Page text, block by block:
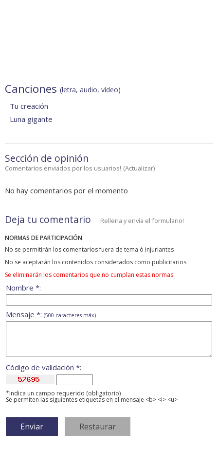
Canciones (letra, audio, vídeo)
Tu creación
Luna gigante
Sección de opinión
Comentarios enviados por los usuarios! (Actualizar)
No hay comentarios por el momento
Deja tu comentario Rellena y envía el formulario!
NORMAS DE PARTICIPACIÓN
No se permitirán los comentarios fuera de tema ó injuriantes
No se aceptarán los contenidos considerados como publicitarios
Se eliminarán los comentarios que no cumplan estas normas
Nombre *:
Mensaje *: (500 caracteres máx)
Código de validación *:
*Indica un campo requerido (obligatorio)
Se permiten las siguientes etiquetas en el mensaje <b> <i> <u>